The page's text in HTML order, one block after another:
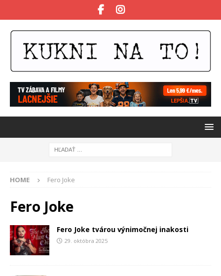
HOME Fero Joke
Fero Joke
Fero Joke tvárou výnimočnej inakosti
29. októbra 2025